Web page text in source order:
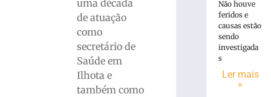
uma década
de atuação
como
secretário de
Saúde em
Ilhota e
também como
Não houve
feridos e
causas estão
sendo
investigada
s
Ler mais
»